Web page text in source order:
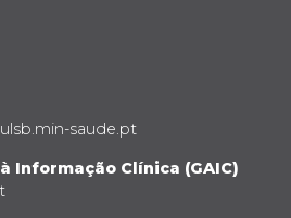
saude.pt
Informação Clínica (GAIC)